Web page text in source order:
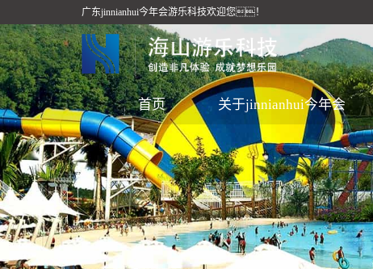
广东jinnianhui今年会游乐科技欢迎您！
首页 关于jinnianhui今年会